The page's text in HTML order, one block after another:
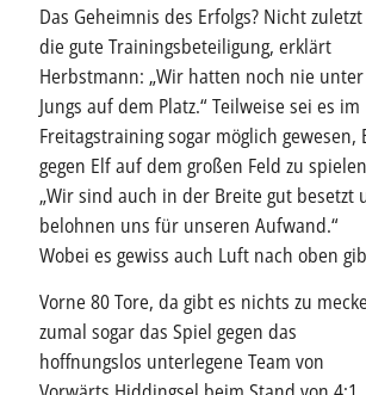
Das Geheimnis des Erfolgs? Nicht zuletzt
die gute Trainingsbeteiligung, erklärt
Herbstmann: „Wir hatten noch nie
Jungs auf dem Platz.“ Teilweise sei es im
Freitagstraining sogar möglich gewesen,
gegen Elf auf dem großen Feld zu
„Wir sind auch in der Breite gut besetzt
belohnen uns für unseren Aufwand.“
Wobei es gewiss auch Luft nach oben
Vorne 80 Tore, da gibt es nichts zu
zumal sogar das Spiel gegen das
hoffnungslos unterlegene Team von